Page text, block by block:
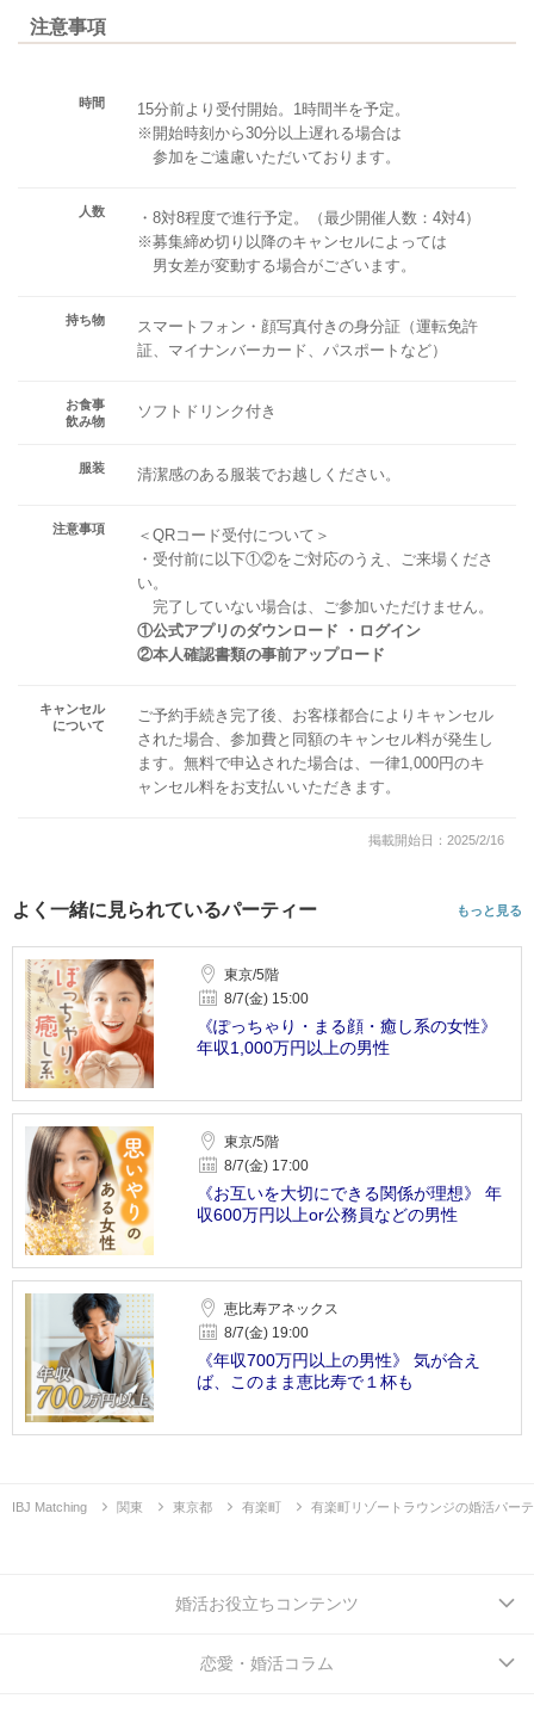
注意事項
時間
15分前より受付開始。1時間半を予定。
※開始時刻から30分以上遅れる場合は
参加をご遠慮いただいております。
人数
・8対8程度で進行予定。（最少開催人数：4対4）
※募集締め切り以降のキャンセルによっては
男女差が変動する場合がございます。
持ち物
スマートフォン・顔写真付きの身分証（運転免許
証、マイナンバーカード、パスポートなど）
お食事
飲み物
ソフトドリンク付き
服装 清潔感のある服装でお越しください。
注意事項
＜QRコード受付について＞
・受付前に以下①②をご対応のうえ、ご来場くださ
い。
完了していない場合は、ご参加いただけません。
①公式アプリのダウンロード ・ログイン
②本人確認書類の事前アップロード
キャンセル
について
ご予約手続き完了後、お客様都合によりキャンセル
された場合、参加費と同額のキャンセル料が発生し
ます。無料で申込された場合は、一律1,000円のキ
ャンセル料をお支払いいただきます。
掲載開始日：2025/2/16
よく一緒に見られているパーティー もっと見る
東京/5階
8/7(金) 15:00
《ぽっちゃり・まる顔・癒し系の女性》
年収1,000万円以上の男性
東京/5階
8/7(金) 17:00
《お互いを大切にできる関係が理想》 年
収600万円以上or公務員などの男性
恵比寿アネックス
8/7(金) 19:00
《年収700万円以上の男性》 気が合え
ば、このまま恵比寿で１杯も
IBJ Matching 関東 東京都 有楽町 有楽町リゾートラウンジの婚活パー
婚活お役立ちコンテンツ
恋愛・婚活コラム